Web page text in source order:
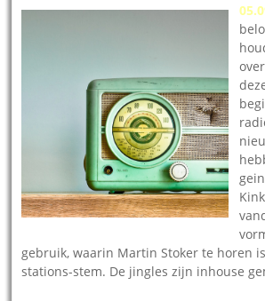
gebruik, waarin Martin Stoker te horen
stations-stem. De jingles zijn inhouse